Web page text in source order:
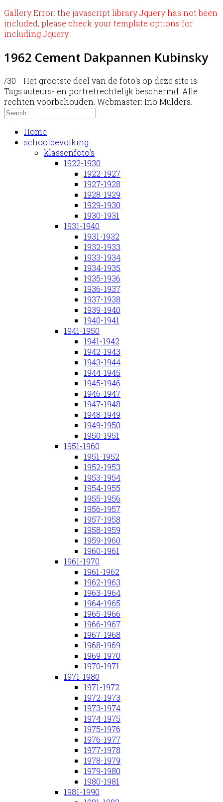
Gallery Error: the javascript library Jquery has not been
included, please check your template options for
including Jquery
1962 Cement Dakpannen Kubinsky
/30
Tags:
Het grootste deel van de foto's op deze site is
auteurs- en portretrechtelijk beschermd. Alle
rechten voorbehouden. Webmaster: Ino Mulders.
Home
schoolbevolking
klassenfoto's
1922-1930
1922-1927
1927-1928
1928-1929
1929-1930
1930-1931
1931-1940
1931-1932
1932-1933
1933-1934
1934-1935
1935-1936
1936-1937
1937-1938
1939-1940
1940-1941
1941-1950
1941-1942
1942-1943
1943-1944
1944-1945
1945-1946
1946-1947
1947-1948
1948-1949
1949-1950
1950-1951
1951-1960
1951-1952
1952-1953
1953-1954
1954-1955
1955-1956
1956-1957
1957-1958
1958-1959
1959-1960
1960-1961
1961-1970
1961-1962
1962-1963
1963-1964
1964-1965
1965-1966
1966-1967
1967-1968
1968-1969
1969-1970
1970-1971
1971-1980
1971-1972
1972-1973
1973-1974
1974-1975
1975-1976
1976-1977
1977-1978
1978-1979
1979-1980
1980-1981
1981-1990